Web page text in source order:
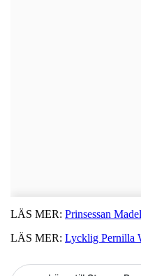
LÄS MER: Prinsessan
LÄS MER: Lycklig Pernilla